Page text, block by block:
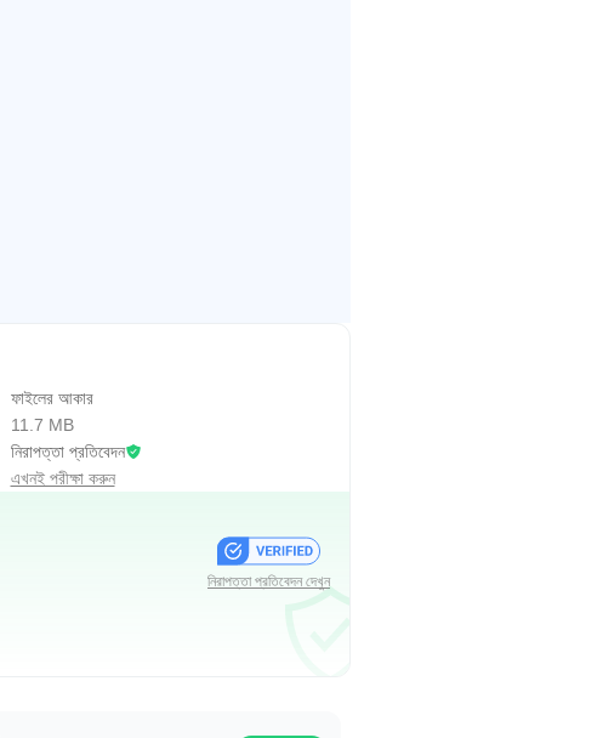
ফাইলের আকার
11.7 MB
নিরাপত্তা প্রতিবেদন
এখনই পরীক্ষা করুন
নিরাপত্তা প্রতিবেদন দেখুন